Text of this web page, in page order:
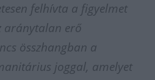
felhívta a figyelmet
aránytalan erő
összhangban a
joggal, amelyet